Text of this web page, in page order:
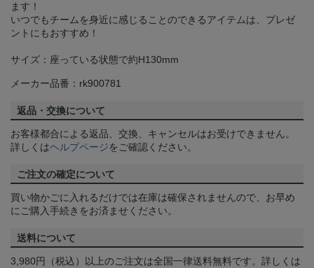
ます！
いつでもチームを身近に感じることのできるアイテムは、プレゼ
ントにもおすすめ！
サイズ：座っている状態で約H130mm
メーカー品番：rk900781
返品・交換について
お客様都合による返品、交換、キャンセルはお受けできません。
詳しくはヘルプページをご確認ください。
ご注文の確定について
買い物かごに入れるだけでは在庫は確保されませんので、お早め
にご購入手続きをお済ませください。
送料について
3,980円（税込）以上のご注文は全国一律送料無料です。詳しくは